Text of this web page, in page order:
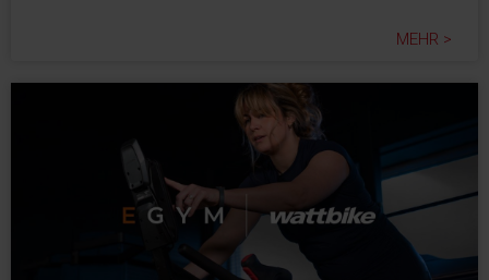
MEHR >